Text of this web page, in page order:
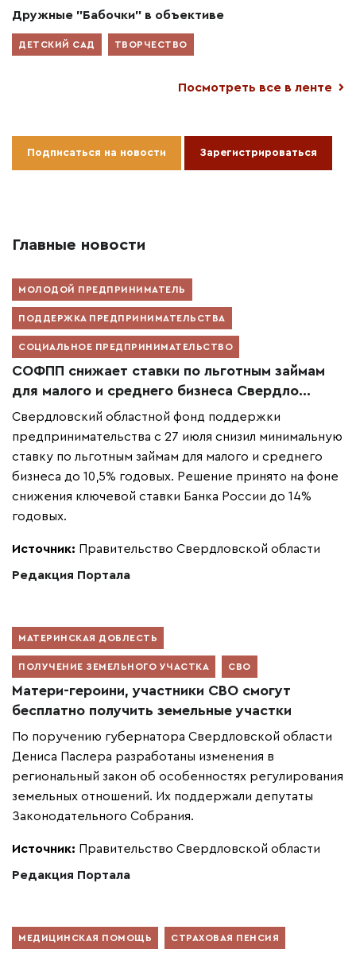
Дружные "Бабочки" в объективе
ДЕТСКИЙ САД ТВОРЧЕСТВО
Посмотреть все в ленте
Подписаться на новости Зарегистрироваться
Главные новости
МОЛОДОЙ ПРЕДПРИНИМАТЕЛЬ
ПОДДЕРЖКА ПРЕДПРИНИМАТЕЛЬСТВА
СОЦИАЛЬНОЕ ПРЕДПРИНИМАТЕЛЬСТВО
СОФПП снижает ставки по льготным займам
для малого и среднего бизнеса Свердло...
Свердловский областной фонд поддержки
предпринимательства с 27 июля снизил минимальную
ставку по льготным займам для малого и среднего
бизнеса до 10,5% годовых. Решение принято на фоне
снижения ключевой ставки Банка России до 14%
годовых.
Источник: Правительство Свердловской области
Редакция Портала
МАТЕРИНСКАЯ ДОБЛЕСТЬ
ПОЛУЧЕНИЕ ЗЕМЕЛЬНОГО УЧАСТКА СВО
Матери-героини, участники СВО смогут
бесплатно получить земельные участки
По поручению губернатора Свердловской области
Дениса Паслера разработаны изменения в
региональный закон об особенностях регулирования
земельных отношений. Их поддержали депутаты
Законодательного Собрания.
Источник: Правительство Свердловской области
Редакция Портала
МЕДИЦИНСКАЯ ПОМОЩЬ СТРАХОВАЯ ПЕНСИЯ